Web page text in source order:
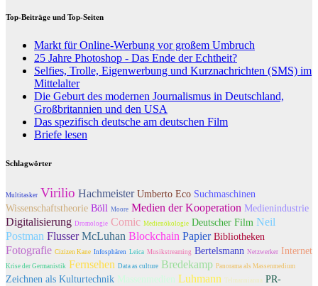
Top-Beiträge und Top-Seiten
Markt für Online-Werbung vor großem Umbruch
25 Jahre Photoshop - Das Ende der Echtheit?
Selfies, Trolle, Eigenwerbung und Kurznachrichten (SMS) im
Mittelalter
Die Geburt des modernen Journalismus in Deutschland,
Großbritannien und den USA
Das spezifisch deutsche am deutschen Film
Briefe lesen
Schlagwörter
Multitasker Virilio Hachmeister Umberto Eco Suchmaschinen
Wissenschaftstheorie Böll Moore Medien der Kooperation Medienindustrie
Digitalisierung Dromologie Comic Medienökologie Deutscher Film Neil
Postman Flusser McLuhan Blockchain Papier Bibliotheken
Fotografie Cizizen Kane Infosphären Leica Musikstreaming Bertelsmann Netzwerker Internet
Krise der Germanistik Fernsehen Data as culture Bredekamp Panorama als Massenmedium
Zeichnen als Kulturtechnik Massenmedien Luhmann Telmannianna PR-